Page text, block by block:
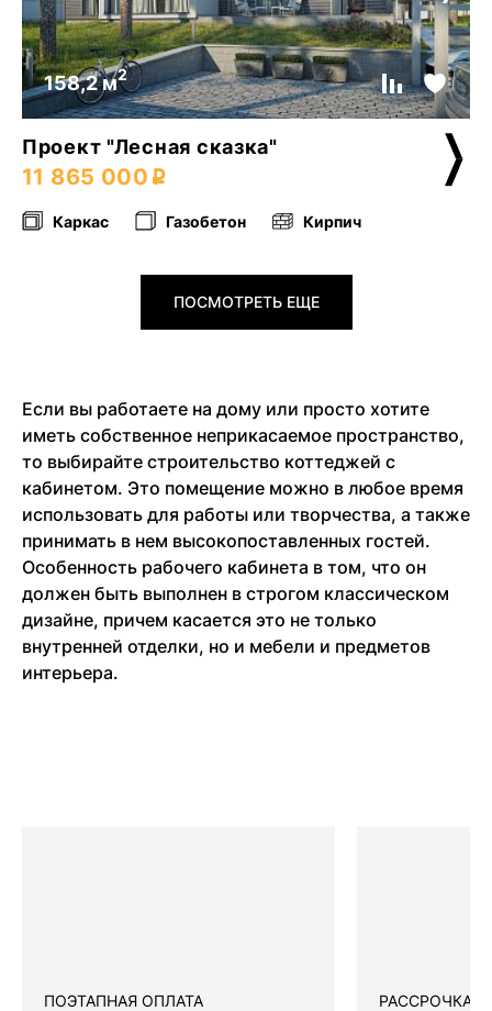
158,2 м2
Проект "Лесная сказка"
11 865 000
Каркас Газобетон Кирпич
ПОСМОТРЕТЬ ЕЩЕ
Если вы работаете на дому или просто хотите
иметь собственное неприкасаемое пространство,
то выбирайте строительство коттеджей с
кабинетом. Это помещение можно в любое время
использовать для работы или творчества, а также
принимать в нем высокопоставленных гостей.
Особенность рабочего кабинета в том, что он
должен быть выполнен в строгом классическом
дизайне, причем касается это не только
внутренней отделки, но и мебели и предметов
интерьера.
ПОЭТАПНАЯ ОПЛАТА РАССРОЧКА